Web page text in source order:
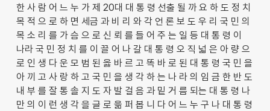
한 사 람 어 느 누 가 제 20대 대 통 령 선출 될 까 요 하 도 정 치
목 적 으 로 하 면 세금 과 비 리 와 각 언 론 보 도 우 리 국 민 의
목 소 리 를 가 슴 으 로 신 뢰 를 들 어 주 는 일 등 대 통 령 이
나라 국 민 정 치 를 이 끌 어 나 갈 대 통 령 오 직 넓 은 아 량 으
로 인 생 다 운 모 범 된 옳 바 르 고 똑 바 로 된 대 통 령 국 민 을
아 끼 고 사 랑 하 고 국 민 을 생 각 하 는 나 라 의 임 금 한 반 도
내 부 를 잘 통 솔 지 도 자 발 걸 음 과 밑 거 름 되는 대 통 령 나
만 의 이 런 생 각 을 글 로 읆 퍼 봅 니 다 어 느 누 구 나 대 통 령